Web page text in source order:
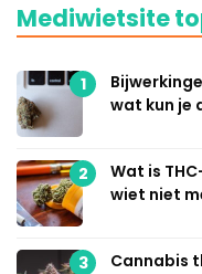
Mediwietsite
1
wat kun je
2
Wat is
wiet niet
3
Cannabis